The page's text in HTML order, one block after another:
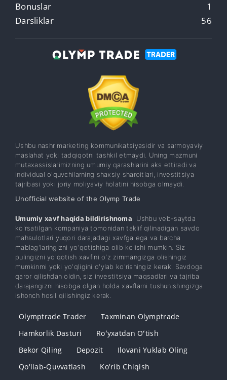
Bonuslar
1
Darsliklar
56
Ushbu nashr marketing kommunikatsiyasidir va sarmoyaviy
maslahat yoki tadqiqotni tashkil etmaydi. Uning mazmuni
mutaxassislarimizning umumiy qarashlarini aks ettiradi va
individual o'quvchilarning shaxsiy sharoitlari, investitsiya
tajribasi yoki joriy moliyaviy holatini hisobga olmaydi.
Unofficial website of the Olymp Trade
Umumiy xavf haqida bildirishnoma: Ushbu veb-saytda
ko'rsatilgan kompaniya tomonidan taklif qilinadigan savdo
mahsulotlari yuqori darajadagi xavfga ega va barcha
mablag'laringizni yo'qotishiga olib kelishi mumkin. Siz
pulingizni yo'qotish xavfini o'z zimmangizga olishingiz
mumkinmi yoki yo'qligini o'ylab ko'rishingiz kerak. Savdoga
qaror qilishdan oldin, siz investitsiya maqsadlari va tajriba
darajangizni hisobga olgan holda xavflarni tushunishingizga
ishonch hosil qilishingiz kerak.
Olymptrade Trader
Taxminan Olymptrade
Hamkorlik Dasturi
Roʻyxatdan Oʻtish
Bekor Qiling
Depozit
Ilovani Yuklab Oling
Qo'llab-Quvvatlash
Ko'rib Chiqish